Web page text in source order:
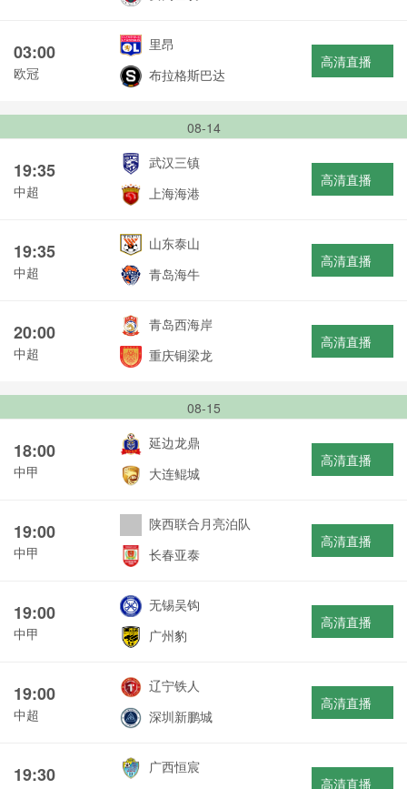
03:00
欧冠
里昂
布拉格斯巴达
高清直播
08-14
19:35
中超
武汉三镇
上海海港
高清直播
19:35
中超
山东泰山
青岛海牛
高清直播
20:00
中超
青岛西海岸
重庆铜梁龙
高清直播
08-15
18:00
中甲
延边龙鼎
大连鲲城
高清直播
19:00
中甲
陕西联合月亮泊队
长春亚泰
高清直播
19:00
中甲
无锡吴钩
广州豹
高清直播
19:00
中超
辽宁铁人
深圳新鹏城
高清直播
19:30
广西恒宸
高清直播